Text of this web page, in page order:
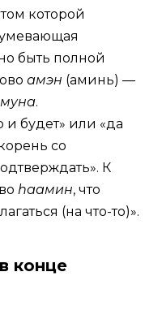
которой
быть полной
амэн (аминь) —
.
и будет» или «да
со
К
hаамин, что
(на что-то)».
конце